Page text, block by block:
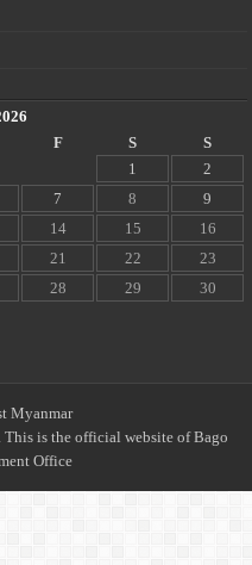
F S
S
1
2
7 8
9
14 15
16
21 22
23
28 29
30
Myanmar
is the official website of Bago
Office